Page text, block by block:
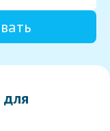
для